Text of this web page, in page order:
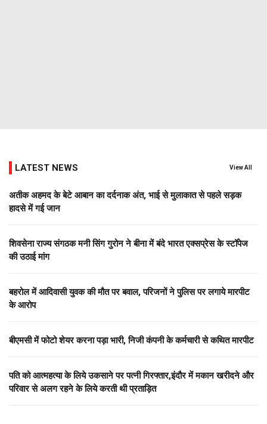
LATEST NEWS View All
अतीक अहमद के बेटे आबान का दर्दनाक अंत, भाई से मुलाकात से पहले सड़क
हादसे में गई जान
शिवसेना राज्य संगठक मनी सिंग गुरोन ने बीना में बंदे भारत एक्सप्रेस के स्टॉपेज
की उठाई मांग
बहरोल में आदिवासी युवक की मौत पर बवाल, परिजनों ने पुलिस पर लगाये मारपीट
के आरोप
बीएमसी में फोटो शेयर करना पड़ा भारी, निजी कंपनी के कर्मचारी से कथित मारपीट
पति को आत्महत्या के लिये उकसाने पर पत्नी गिरफ्तार,इंदौर में मकान खरीदने और
परिवार से अलग रहने के लिये करती थी प्रताड़ित